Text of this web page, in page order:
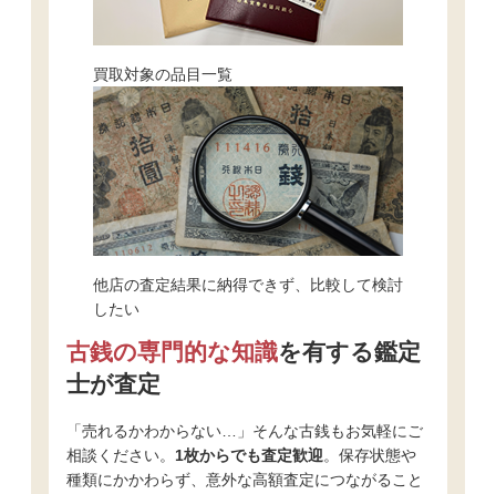
買取対象の品目一覧
他店の査定結果に納得できず、比較して検討
したい
古銭の専門的な知識を有する鑑定
士が査定
「売れるかわからない…」そんな古銭もお気軽にご
相談ください。 1枚からでも査定歓迎。保存状態や
種類にかかわらず、意外な高額査定につながること